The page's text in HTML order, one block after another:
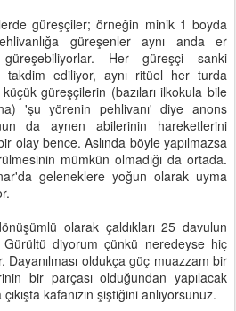
güreşçiler; örneğin minik 1 boyda
güreşenler aynı anda er
Her güreşçi sanki
takdim ediliyor, aynı ritüel her turda
güreşçilerin (bazıları ilkokula bile
'şu yörenin pehlivanı' diye anons
da aynen abilerinin hareketlerini
olay bence. Aslında böyle yapılmazsa
mümkün olmadığı da ortada.
geleneklere yoğun olarak uyma
olarak çaldıkları 25 davulun
Gürültü diyorum çünkü neredeyse hiç
oldukça güç muazzam bir
bir parçası olduğundan yapılacak
kafanızın şiştiğini anlıyorsunuz.